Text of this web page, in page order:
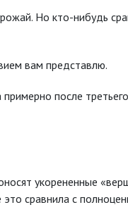
Но кто-нибудь
вам представлю.
после
укорененные
сравнила с